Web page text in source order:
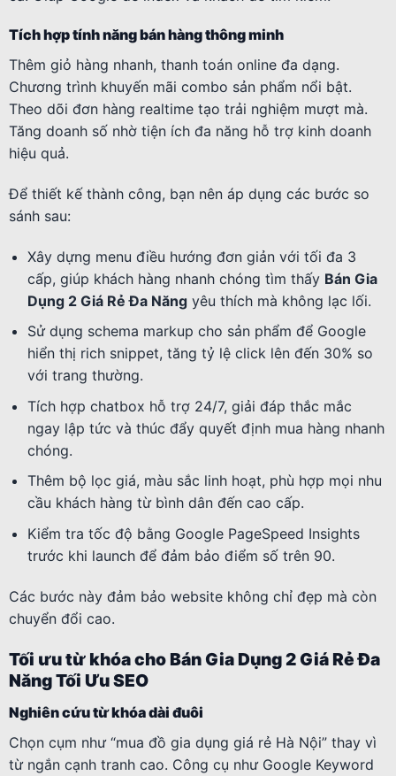
Tích hợp tính năng bán hàng thông minh
Thêm giỏ hàng nhanh, thanh toán online đa dạng.
Chương trình khuyến mãi combo sản phẩm nổi bật.
Theo dõi đơn hàng realtime tạo trải nghiệm mượt mà.
Tăng doanh số nhờ tiện ích đa năng hỗ trợ kinh doanh
hiệu quả.
Để thiết kế thành công, bạn nên áp dụng các bước so
sánh sau:
Xây dựng menu điều hướng đơn giản với tối đa 3
cấp, giúp khách hàng nhanh chóng tìm thấy Bán Gia
Dụng 2 Giá Rẻ Đa Năngyêu thích mà không lạc lối.
Sử dụng schema markup cho sản phẩm để Google
hiển thị rich snippet, tăng tỷ lệ click lên đến 30% so
với trang thường.
Tích hợp chatbox hỗ trợ 24/7, giải đáp thắc mắc
ngay lập tức và thúc đẩy quyết định mua hàng nhanh
chóng.
Thêm bộ lọc giá, màu sắc linh hoạt, phù hợp mọi nhu
cầu khách hàng từ bình dân đến cao cấp.
Kiểm tra tốc độ bằng Google PageSpeed Insights
trước khi launch để đảm bảo điểm số trên 90.
Các bước này đảm bảo website không chỉ đẹp mà còn
chuyển đổi cao.
Tối ưu từ khóa cho Bán Gia Dụng 2 Giá Rẻ Đa
Năng Tối Ưu SEO
Nghiên cứu từ khóa dài đuôi
Chọn cụm như “mua đồ gia dụng giá rẻ Hà Nội” thay vì
từ ngắn cạnh tranh cao. Công cụ như Google Keyword